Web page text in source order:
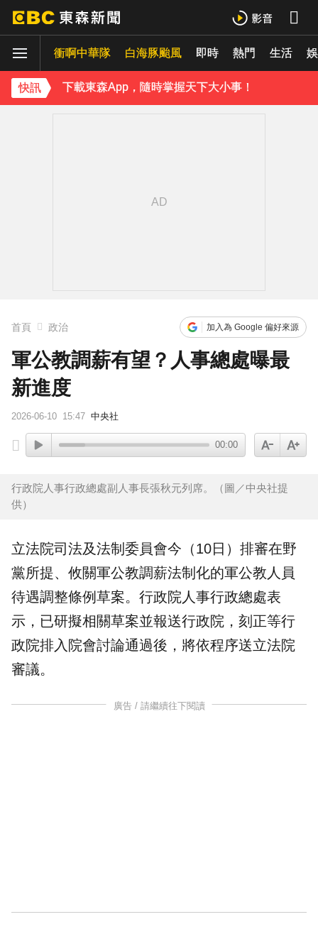
衝啊中華隊 白海豚颱風 即時 熱門 生活
快訊
下載東森App，隨時掌握天下大小事！
首頁 政治 加入為 Google 偏好來源
軍公教調薪有望？人事總處曝最
新進度
2026-06-10 15:47 中央社
00:00
行政院人事行政總處副人事長張秋元列席。（圖／中央社提
供）
立法院司法及法制委員會今（10日）排審在野
黨所提、攸關軍公教調薪法制化的軍公教人員
待遇調整條例草案。 行政院人事行政總處表
示，已研擬相關草案並報送行政院，刻正等行
政院排入院會討論通過後，將依程序送立法院
審議。
廣告 / 請繼續往下閱讀